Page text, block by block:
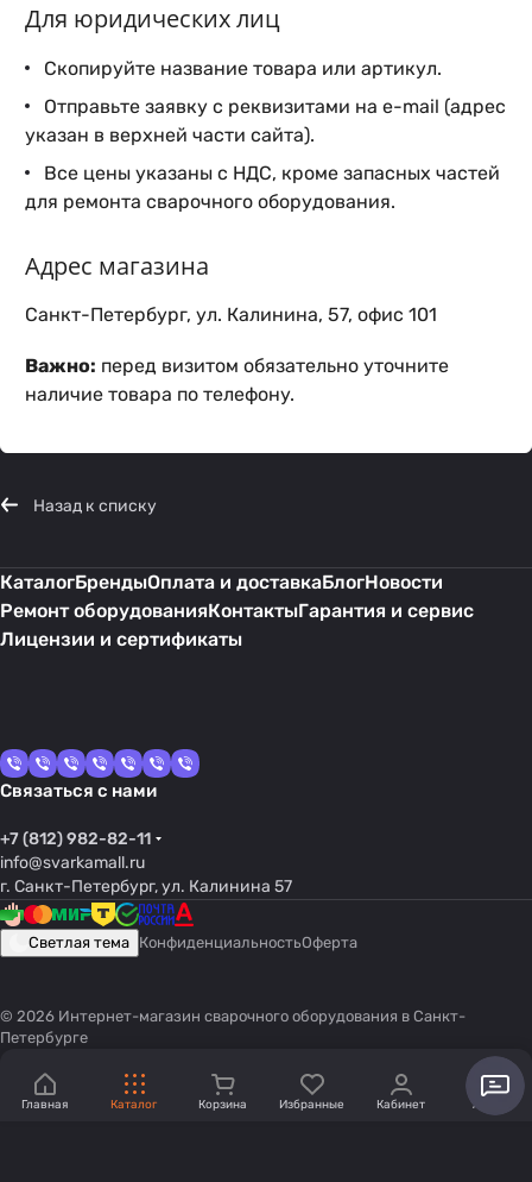
Для юридических лиц
Скопируйте название товара или артикул.
Отправьте заявку с реквизитами на e-mail (адрес
указан в верхней части сайта).
Все цены указаны с НДС, кроме запасных частей
для ремонта сварочного оборудования.
Адрес магазина
Санкт-Петербург, ул. Калинина, 57, офис 101
Важно: перед визитом обязательно уточните
наличие товара по телефону.
Назад к списку
КаталогБрендыОплата и доставкаБлогНовости
Ремонт оборудованияКонтактыГарантия и сервис
Лицензии и сертификаты
Связаться с нами
+7 (812) 982-82-11
info@svarkamall.ru
г. Санкт-Петербург, ул. Калинина 57
Светлая тема КонфиденциальностьОферта
© 2026 Интернет-магазин сварочного оборудования в Санкт-
Петербурге
Главная Каталог Корзина Избранные Кабинет Акции